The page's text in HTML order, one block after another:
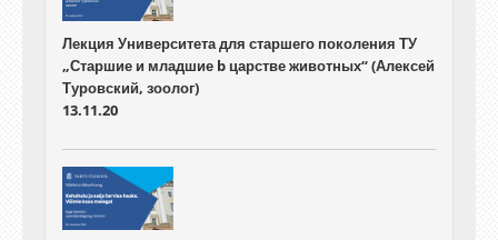
Лекция Университета для старшего поколения ТУ
„Старшие и младшие b царстве животных“ (Алексей
Туровский, зоолог)
13.11.20